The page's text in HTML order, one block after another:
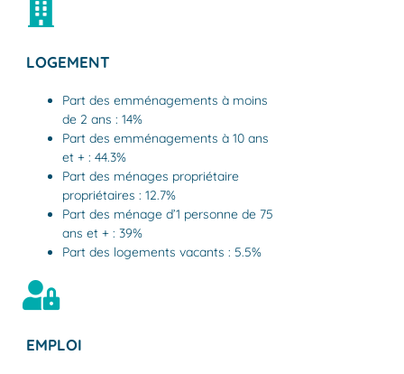
LOGEMENT
Part des emménagements à moins
de 2 ans : 14%
Part des emménagements à 10 ans
et + : 44.3%
Part des ménages propriétaire
propriétaires : 12.7%
Part des ménage d’1 personne de 75
ans et + : 39%
Part des logements vacants : 5.5%
EMPLOI